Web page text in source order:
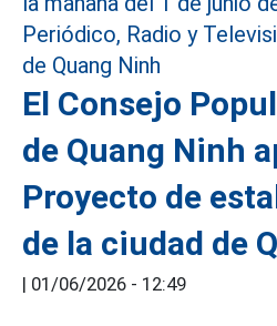
El Consejo
de Quang Ninh
Proyecto de
de la ciudad de
| 01/06/2026 - 12:49